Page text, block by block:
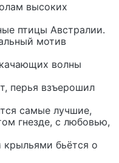
высоких
птицы Австралии.
мотив
волны
перья взъерошил
самые лучшие,
гнезде, с любовью,
бьётся о